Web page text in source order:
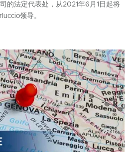
的法定代表处，从2021年6月1日起将
领导。